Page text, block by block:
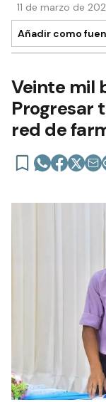
11 de marzo de
Añadir como
Veinte mil
Progresar
red de